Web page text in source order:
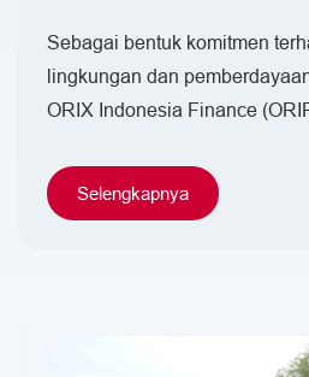
Sebagai bentuk komitmen
lingkungan dan
ORIX Indonesia Finance
dan Educatree di Bendungan
Tangerang Selatan pada
Selengkapnya